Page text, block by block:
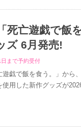
死亡遊戯で飯
ズ 6月発売!
日まで予約受付
遊戯で飯を食う。」から
使用した新作グッズが